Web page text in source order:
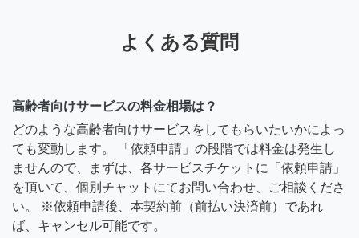
よくある質問
高齢者向けサービスの料金相場は？
どのような高齢者向けサービスをしてもらいたいかによっ
ても変動します。 「依頼申請」の段階では料金は発生し
ませんので、まずは、各サービスチケットに「依頼申請」
を頂いて、個別チャットにてお問い合わせ、ご相談くださ
い。 ※依頼申請後、本契約前（前払い決済前）であれ
ば、キャンセル可能です。